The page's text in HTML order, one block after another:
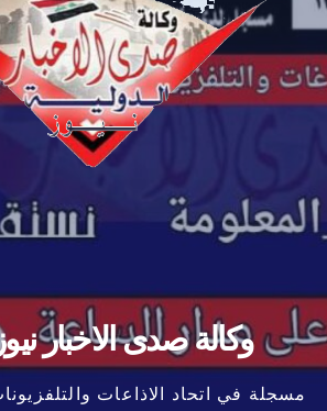
وكالة صدى الاخبار
مسجلة في اتحاد الاذاعات